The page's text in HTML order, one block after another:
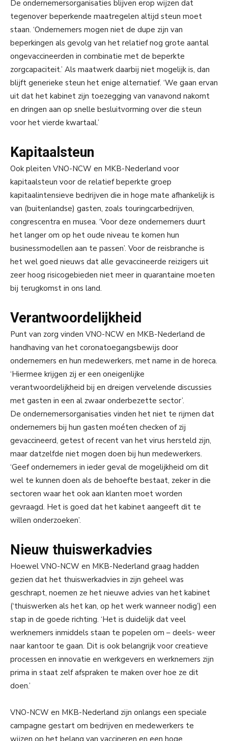
De ondernemersorganisaties blijven erop wijzen dat
tegenover beperkende maatregelen altijd steun moet
staan. ‘Ondernemers mogen niet de dupe zijn van
beperkingen als gevolg van het relatief nog grote aantal
ongevaccineerden in combinatie met de beperkte
zorgcapaciteit.’ Als maatwerk daarbij niet mogelijk is, dan
blijft generieke steun het enige alternatief. ‘We gaan ervan
uit dat het kabinet zijn toezegging van vanavond nakomt
en dringen aan op snelle besluitvorming over die steun
voor het vierde kwartaal.’
Kapitaalsteun
Ook pleiten VNO-NCW en MKB-Nederland voor
kapitaalsteun voor de relatief beperkte groep
kapitaalintensieve bedrijven die in hoge mate afhankelijk is
van (buitenlandse) gasten, zoals touringcarbedrijven,
congrescentra en musea. ‘Voor deze ondernemers duurt
het langer om op het oude niveau te komen hun
businessmodellen aan te passen’. Voor de reisbranche is
het wel goed nieuws dat alle gevaccineerde reizigers uit
zeer hoog risicogebieden niet meer in quarantaine moeten
bij terugkomst in ons land.
Verantwoordelijkheid
Punt van zorg vinden VNO-NCW en MKB-Nederland de
handhaving van het coronatoegangsbewijs door
ondernemers en hun medewerkers, met name in de horeca.
‘Hiermee krijgen zij er een oneigenlijke
verantwoordelijkheid bij en dreigen vervelende discussies
met gasten in een al zwaar onderbezette sector’.
De ondernemersorganisaties vinden het niet te rijmen dat
ondernemers bij hun gasten moéten checken of zij
gevaccineerd, getest of recent van het virus hersteld zijn,
maar datzelfde niet mogen doen bij hun medewerkers.
‘Geef ondernemers in ieder geval de mogelijkheid om dit
wel te kunnen doen als de behoefte bestaat, zeker in die
sectoren waar het ook aan klanten moet worden
gevraagd. Het is goed dat het kabinet aangeeft dit te
willen onderzoeken’.
Nieuw thuiswerkadvies
Hoewel VNO-NCW en MKB-Nederland graag hadden
gezien dat het thuiswerkadvies in zijn geheel was
geschrapt, noemen ze het nieuwe advies van het kabinet
(‘thuiswerken als het kan, op het werk wanneer nodig’) een
stap in de goede richting. ‘Het is duidelijk dat veel
werknemers inmiddels staan te popelen om – deels- weer
naar kantoor te gaan. Dit is ook belangrijk voor creatieve
processen en innovatie en werkgevers en werknemers zijn
prima in staat zelf afspraken te maken over hoe ze dit
doen.’
VNO-NCW en MKB-Nederland zijn onlangs een speciale
campagne gestart om bedrijven en medewerkers te